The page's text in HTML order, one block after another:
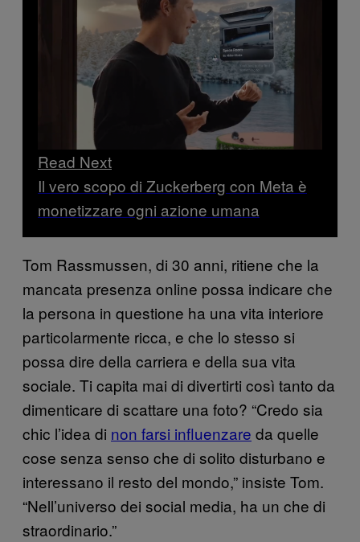
Read Next
Il vero scopo di Zuckerberg con Meta è
monetizzare ogni azione umana
Tom Rassmussen, di 30 anni, ritiene che la
mancata presenza online possa indicare che
la persona in questione ha una vita interiore
particolarmente ricca, e che lo stesso si
possa dire della carriera e della sua vita
sociale. Ti capita mai di divertirti così tanto da
dimenticare di scattare una foto? “Credo sia
chic l’idea di non farsi influenzare da quelle
cose senza senso che di solito disturbano e
interessano il resto del mondo,” insiste Tom.
“Nell’universo dei social media, ha un che di
straordinario.”